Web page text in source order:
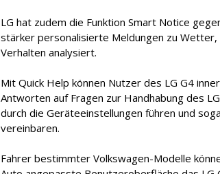
LG hat zudem die Funktion Smart Notice
stärker personalisierte Meldungen zu
Verhalten analysiert.
Mit Quick Help können Nutzer des LG G4
Antworten auf Fragen zur Handhabung des
durch die Geräteeinstellungen führen und
vereinbaren.
Fahrer bestimmter Volkswagen-Modelle